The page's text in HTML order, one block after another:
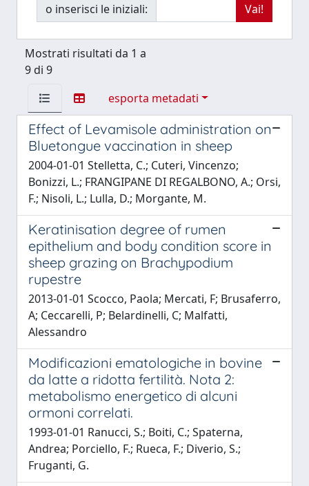
o inserisci le iniziali:
Mostrati risultati da 1 a
9 di 9
esporta metadati
Effect of Levamisole administration on
Bluetongue vaccination in sheep
2004-01-01 Stelletta, C.; Cuteri, Vincenzo;
Bonizzi, L.; FRANGIPANE DI REGALBONO, A.; Orsi,
F.; Nisoli, L.; Lulla, D.; Morgante, M.
Keratinisation degree of rumen
epithelium and body condition score in
sheep grazing on Brachypodium
rupestre
2013-01-01 Scocco, Paola; Mercati, F; Brusaferro,
A; Ceccarelli, P; Belardinelli, C; Malfatti,
Alessandro
Modificazioni ematologiche in bovine
da latte a ridotta fertilità. Nota 2:
metabolismo energetico di alcuni
ormoni correlati.
1993-01-01 Ranucci, S.; Boiti, C.; Spaterna,
Andrea; Porciello, F.; Rueca, F.; Diverio, S.;
Fruganti, G.